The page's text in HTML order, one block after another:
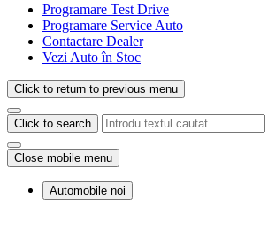
Programare Test Drive
Programare Service Auto
Contactare Dealer
Vezi Auto în Stoc
Click to return to previous menu
Click to search
Close mobile menu
Automobile noi